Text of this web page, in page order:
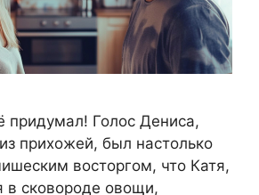
Голос Дениса,
прихожей, был настолько
восторгом, что Катя,
сковороде овощи,